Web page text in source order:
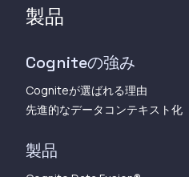
製品
Cogniteの強み
Cogniteが選ばれる理由
先進的なデータコンテキスト化
製品